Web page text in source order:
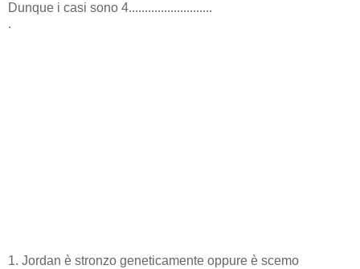
Dunque i casi sono 4..........................
.
1. Jordan è stronzo geneticamente oppure è scemo